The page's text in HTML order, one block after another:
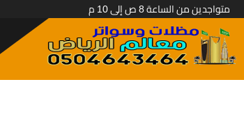
متواجدين من الساعة 8 ص إلى 10 م